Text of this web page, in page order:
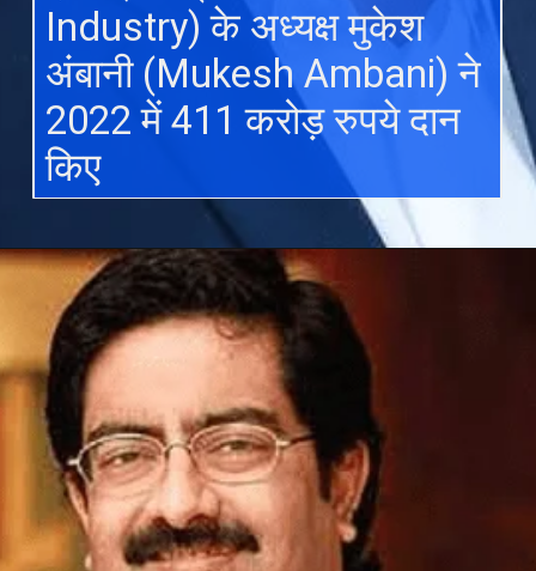
Industry) के अध्यक्ष मुकेश
अंबानी (Mukesh Ambani) ने
2022 में 411 करोड़ रुपये दान
किए